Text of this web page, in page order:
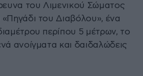
του Λιμενικού Σώματος
«Πηγάδι του Διαβόλου», ένα
περίπου 5 μέτρων, το
ανοίγματα και δαιδαλώδεις